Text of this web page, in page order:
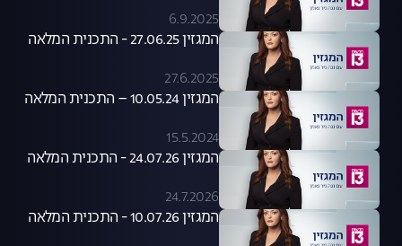
6.9.2025
המגזין 27.06.25 - התכנית המלאה
27.6.2025
המגזין 10.05.24 – התכנית המלאה
15.5.2024
המגזין 24.07.26 - התכנית המלאה
24.7.2026
המגזין 10.07.26 - התכנית המלאה